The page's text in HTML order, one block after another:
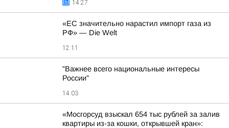
14:27
«ЕС значительно нарастил импорт газа из
РФ» — Die Welt
12:11
"Важнее всего национальные интересы
России"
14:03
«Мосгорсуд взыскал 654 тыс рублей за залив
квартиры из-за кошки, открывшей кран»: